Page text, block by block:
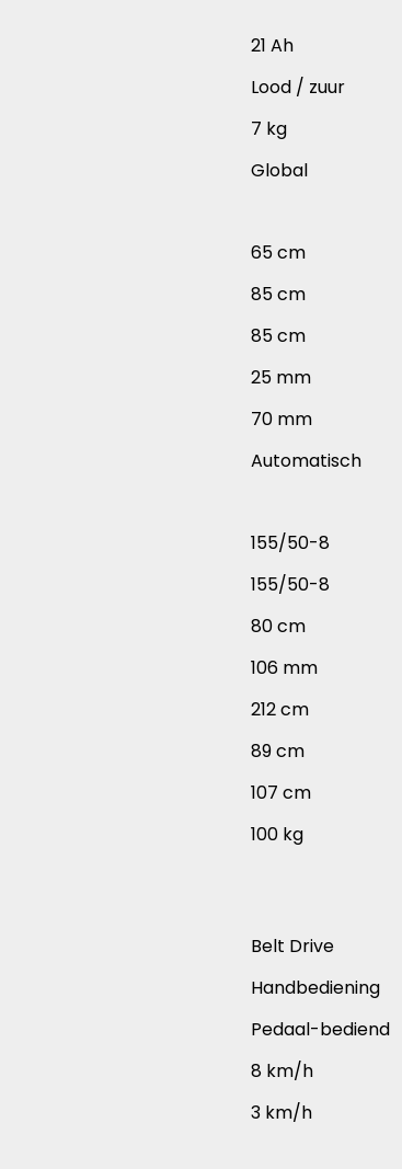
21 Ah
Lood / zuur
7 kg
Global
65 cm
85 cm
85 cm
25 mm
70 mm
Automatisch
155/50-8
155/50-8
80 cm
106 mm
212 cm
89 cm
107 cm
100 kg
Belt Drive
Handbediening
Pedaal-bediend
8 km/h
3 km/h